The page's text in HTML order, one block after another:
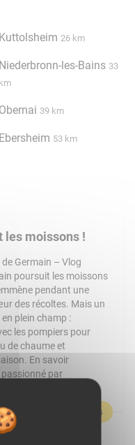
Kuttolsheim 26 km
Niederbronn-les-Bains 33
km
Obernai 39 km
Ebersheim 53 km
les moissons !
Germain – Vlog
poursuit les moissons
pendant une
des récoltes. Mais un
plein champ :
les pompiers pour
de chaume et
En savoir
passionné par
En savoir plus